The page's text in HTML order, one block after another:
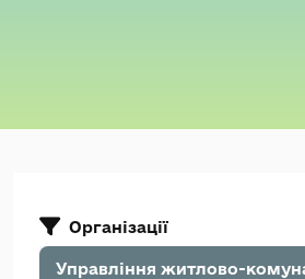
Організації
Управління житлово-